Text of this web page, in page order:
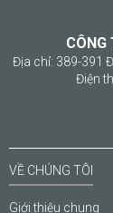
CÔNG
Địa chỉ: 389-391
Điện
VỀ CHÚNG TÔI
Giới thiệu chung